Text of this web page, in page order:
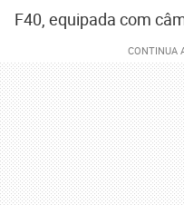
F40, equipada com